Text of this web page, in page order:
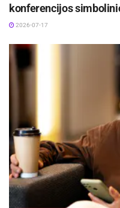
konferencijos
2026-07-17